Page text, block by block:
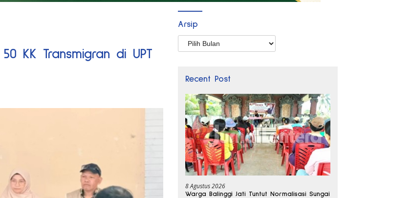
KK Transmigran di UPT
Arsip
Arsip
Recent Post
8 Agustus 2026
Warga Balinggi Jati Tuntut Normalisasi Sungai